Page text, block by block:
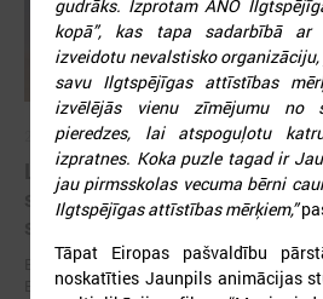
2026. gada 19. jūnijs
Latvijas pašvaldības
sadarbībai ar Ukrainas
starptautiskai balvai
Eiropas Pašvaldību un reģionu padome
Europe” un Latvijas Pašvaldību savienību
gudrāks. Izprotam ANO
kopā”, kas tapa sadarbībā ar
izveidotu nevalstisko
savu Ilgtspējīgas attīstības
izvēlējās vienu zīmējumu no
pieredzes, lai atspoguļotu
izpratnes. Koka puzle tagad ir
jau pirmsskolas vecuma bērni
Ilgtspējīgas attīstības mērķiem,”
Tāpat Eiropas pašvaldību
noskatīties Jaunpils animācijas